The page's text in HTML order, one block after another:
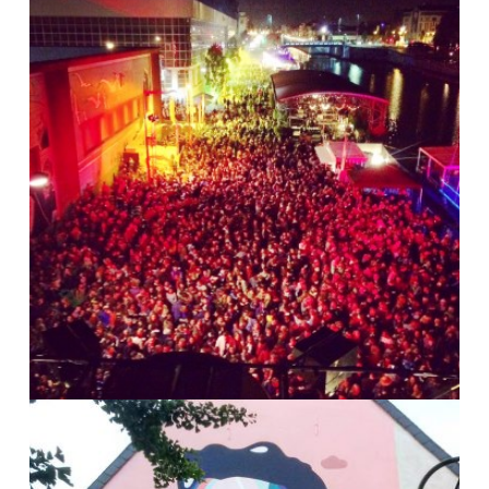
ART DE RUE : NOS PROJETS DE
FRESQUES
Culture et loisirs
Anti-discrimination
Identités et expressions de genres
Diversité culturelle
BRUSSEL BROST FESTIVAL